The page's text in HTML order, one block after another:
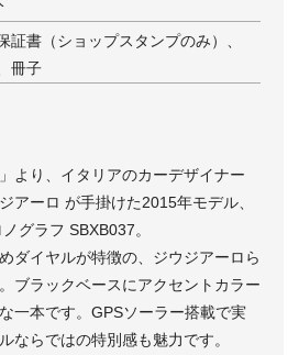
証書（ショップスタンプのみ）、
冊子
より、イタリアのカーデザイナー
アーロ が手掛けた2015年モデル、
グラフ SBXB037。
ダイヤルが特徴の、ジウジアーロら
ブラックベースにアクセントカラー
一本です。GPSソーラー搭載で実
ならではの特別感も魅力です。